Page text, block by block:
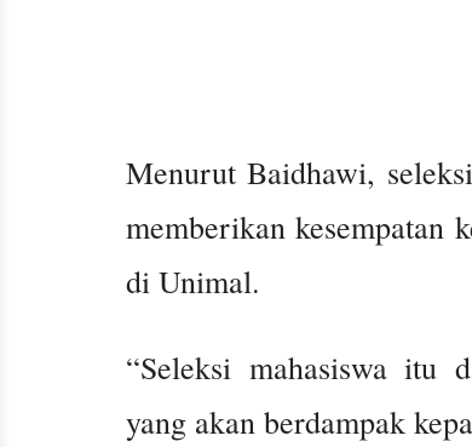
Menurut Baidhawi,
memberikan kesempatan
di Unimal.
“Seleksi mahasiswa itu
yang akan berdampak